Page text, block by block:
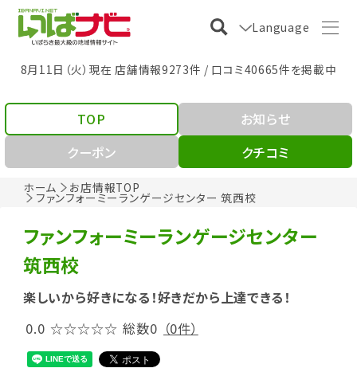
Language
8月11日（火）現在 店舗情報9273件 / 口コミ40665件を掲載中
ホーム お店情報TOP
ファンフォーミーランゲージセンター 筑西校
TOP
お知らせ
クーポン
クチコミ
ファンフォーミーランゲージセンター
筑西校
楽しいから好きになる！好きだから上達できる！
0.0 ☆☆☆☆☆ 総数0 （0件）